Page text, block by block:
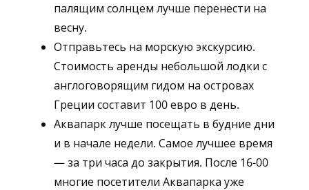
палящим солнцем лучше перенести на
весну.
Отправьтесь на морскую экскурсию.
Стоимость аренды небольшой лодки с
англоговорящим гидом на островах
Греции составит 100 евро в день.
Аквапарк лучше посещать в будние дни
и в начале недели. Самое лучшее время
— за три часа до закрытия. После 16-00
многие посетители Аквапарка уже